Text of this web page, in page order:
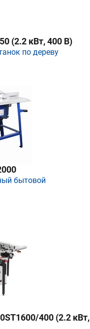
(2.2 кВт, 400 В)
по дереву
бытовой
400 (2.2 кВт,